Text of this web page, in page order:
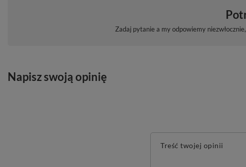
Zadaj pytanie a my odpowiemy
Napisz swoją opinię
Treść twojej opinii